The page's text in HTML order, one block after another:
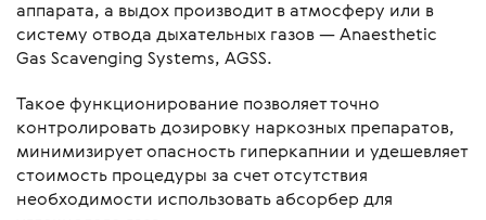
аппарата, а выдох производит в атмосферу или в
систему отвода дыхательных газов — Anaesthetic
Gas Scavenging Systems, AGSS.
Такое функционирование позволяет точно
контролировать дозировку наркозных препаратов,
минимизирует опасность гиперкапнии и удешевляет
стоимость процедуры за счет отсутствия
необходимости использовать абсорбер для